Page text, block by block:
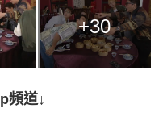
+30
頻道↓